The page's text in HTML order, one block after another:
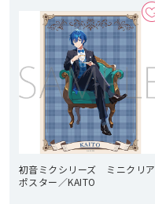
初音ミクシリーズ ミニクリア
ポスター／KAITO